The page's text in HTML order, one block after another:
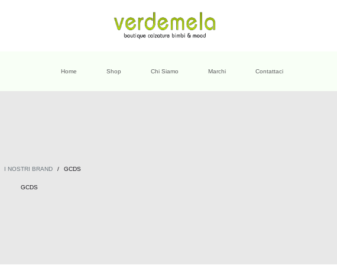
Home Shop Chi Siamo Marchi Contattaci
I NOSTRI BRAND / GCDS
GCDS